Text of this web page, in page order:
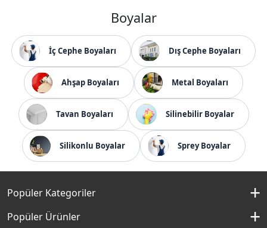
Boyalar
İç Cephe Boyaları Dış Cephe Boyaları
Ahşap Boyaları Metal Boyaları
Tavan Boyaları Silinebilir Boyalar
Silikonlu Boyalar Sprey Boyalar
Popüler Kategoriler
İç Cephe Boyaları
Popüler Ürünler